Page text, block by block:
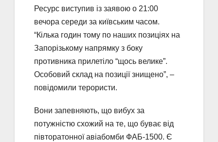
Ресурс виступив із заявою о 21:00
вечора середи за київським часом.
“Кілька годин тому по наших позиціях на
Запорізькому напрямку з боку
противника прилетіло “щось велике”.
Особовий склад на позиції знищено”, –
повідомили терористи.
Вони запевняють, що вибух за
потужністю схожий на те, що буває від
півторатонної авіабомби ФАБ-1500. Є